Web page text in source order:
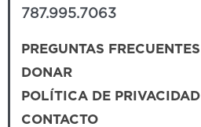
787.995.7063
PREGUNTAS FRECUENTES
DONAR
POLÍTICA DE PRIVACIDAD
CONTACTO